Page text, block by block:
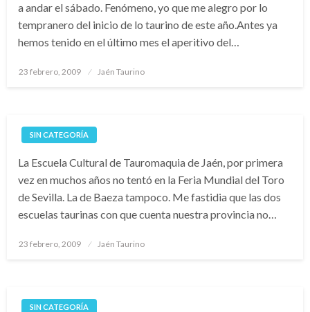
a andar el sábado. Fenómeno, yo que me alegro por lo
tempranero del inicio de lo taurino de este año.Antes ya
hemos tenido en el último mes el aperitivo del…
Publicado
23 febrero, 2009 Jaén Taurino
SIN CATEGORÍA
La Escuela Cultural de Tauromaquia de Jaén, por primera
vez en muchos años no tentó en la Feria Mundial del Toro
de Sevilla. La de Baeza tampoco. Me fastidia que las dos
escuelas taurinas con que cuenta nuestra provincia no…
Publicado
23 febrero, 2009 Jaén Taurino
SIN CATEGORÍA